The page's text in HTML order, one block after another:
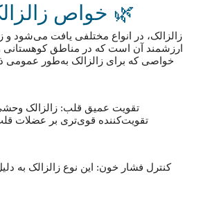
🌿 خواص
ارزشمند آن است که در مناطق کوهستانی و
خواصی که برای زالزالک به‌طور عمومی
تقویت عمیق قلب: زالزالک وحشی
تقویت‌کننده قوی‌تری بر عضلات
کنترل فشار خون: این نوع زالزالک به